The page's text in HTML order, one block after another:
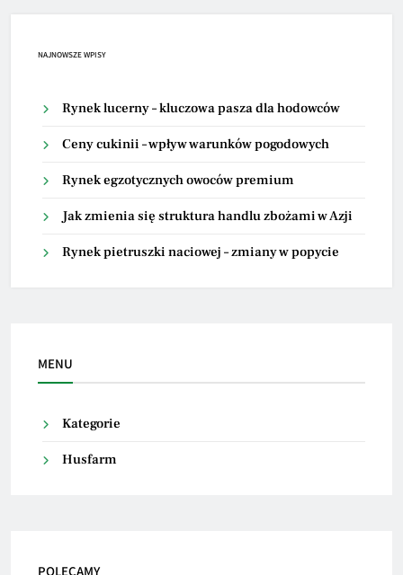
NAJNOWSZE WPISY
Rynek lucerny – kluczowa pasza dla hodowców
Ceny cukinii – wpływ warunków pogodowych
Rynek egzotycznych owoców premium
Jak zmienia się struktura handlu zbożami w Azji
Rynek pietruszki naciowej – zmiany w popycie
MENU
Kategorie
Husfarm
POLECAMY